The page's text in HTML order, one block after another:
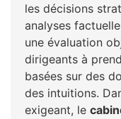
les décisions
analyses
une évaluation
dirigeants à
basées sur des
des intuitions.
exigeant, le